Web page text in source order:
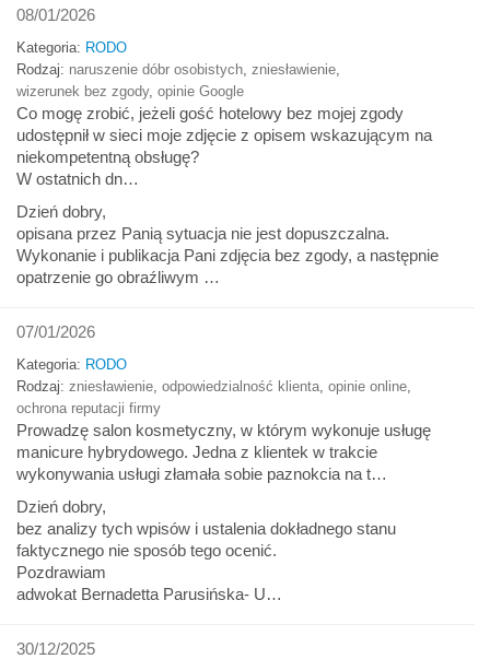
08/01/2026
Kategoria: RODO
Rodzaj: naruszenie dóbr osobistych zniesławienie
wizerunek bez zgody, opinie Google
Co mogę zrobić, jeżeli gość hotelowy bez mojej zgody
udostępnił w sieci moje zdjęcie z opisem wskazującym na
niekompetentną obsługę?
W ostatnich dn…
Dzień dobry,
opisana przez Panią sytuacja nie jest dopuszczalna.
Wykonanie i publikacja Pani zdjęcia bez zgody, a następnie
opatrzenie go obraźliwym …
07/01/2026
Kategoria: RODO
Rodzaj: zniesławienie odpowiedzialność klienta opinie online
ochrona reputacji firmy
Prowadzę salon kosmetyczny, w którym wykonuje usługę
manicure hybrydowego. Jedna z klientek w trakcie
wykonywania usługi złamała sobie paznokcia na t…
Dzień dobry,
bez analizy tych wpisów i ustalenia dokładnego stanu
faktycznego nie sposób tego ocenić.
Pozdrawiam
adwokat Bernadetta Parusińska- U…
30/12/2025